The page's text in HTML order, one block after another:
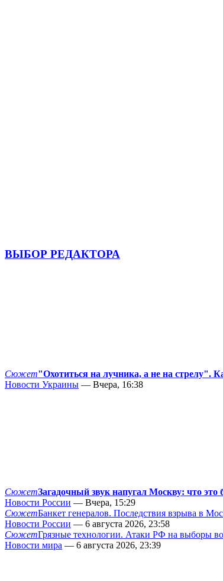
ВЫБОР РЕДАКТОРА
Сюжет"Охотиться на лучника, а не на стрелу".
Новости Украины — Вчера, 16:38
СюжетЗагадочный звук напугал Москву: что это
Новости России — Вчера, 15:29
СюжетБанкет генералов. Последствия взрыва в
Новости России — 6 августа 2026, 23:58
СюжетГрязные технологии. Атаки РФ на выборы
Новости мира — 6 августа 2026, 23:39